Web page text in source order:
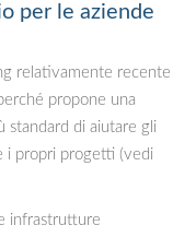
per le aziende
relativamente recente
propone una
standard di aiutare gli
i propri progetti (vedi
infrastrutture